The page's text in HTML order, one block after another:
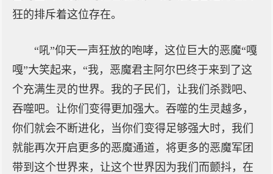
狂的排斥着这位存在。
“吼”仰天一声狂放的咆哮，这位巨大的恶魔“嘎
嘎”大笑起来，“我，恶魔君主阿尔巴终于来到了这
个充满生灵的世界。我的子民们，让我们杀戮吧、
吞噬吧。让你们变得更加强大。吞噬的生灵越多，
你们就会不断进化，当你们变得足够强大时，我们
就能再次开启更多的恶魔通道，将更多的恶魔军团
带到这个世界来，让这个世界因为我们而颤抖，在